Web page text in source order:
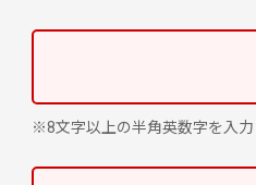
※8文字以上の半角英数字を入